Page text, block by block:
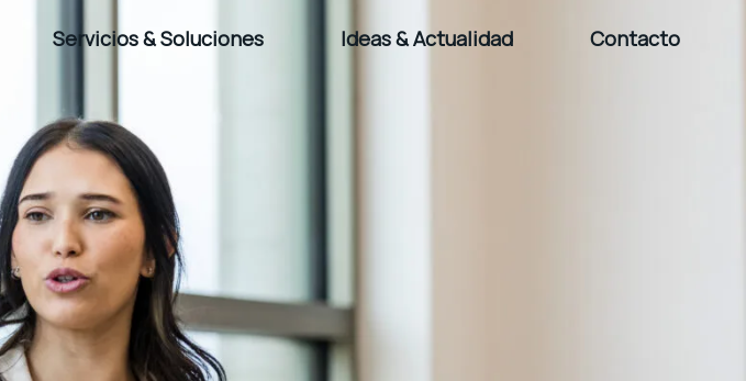
Servicios & Soluciones Ideas & Actualidad Contacto